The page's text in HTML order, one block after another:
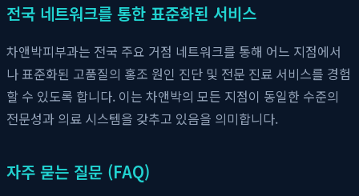
전국 네트워크를 통한 표준화된 서비스
차앤박피부과는 전국 주요 거점 네트워크를 통해 어느 지점에서
나 표준화된 고품질의 홍조 원인 진단 및 전문 진료 서비스를 경험
할 수 있도록 합니다. 이는 차앤박의 모든 지점이 동일한 수준의
전문성과 의료 시스템을 갖추고 있음을 의미합니다.
자주 묻는 질문 (FAQ)